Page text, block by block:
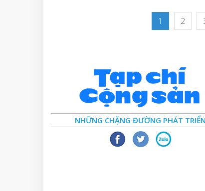
1 2
NHỮNG CHẶNG ĐƯỜNG PHÁT TRIỂN